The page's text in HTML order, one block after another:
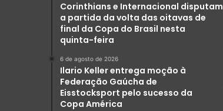
Corinthians e Internacional disputam
a partida da volta das oitavas de
final da Copa do Brasil nesta
quinta-feira
6 de agosto de 2026
Ilario Keller entrega moção à
Federação Gaúcha de
Eisstocksport pelo sucesso da
Copa América